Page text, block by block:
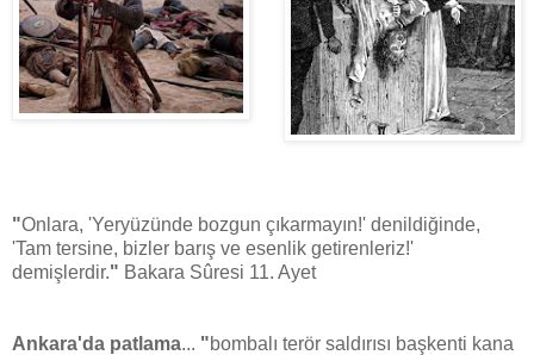
"Onlara, 'Yeryüzünde bozgun çıkarmayın!' denildiğinde,
'Tam tersine, bizler barış ve esenlik getirenleriz!'
demişlerdir." Bakara Sûresi 11. Ayet
Ankara'da patlama... "bombalı terör saldırısı başkenti kana